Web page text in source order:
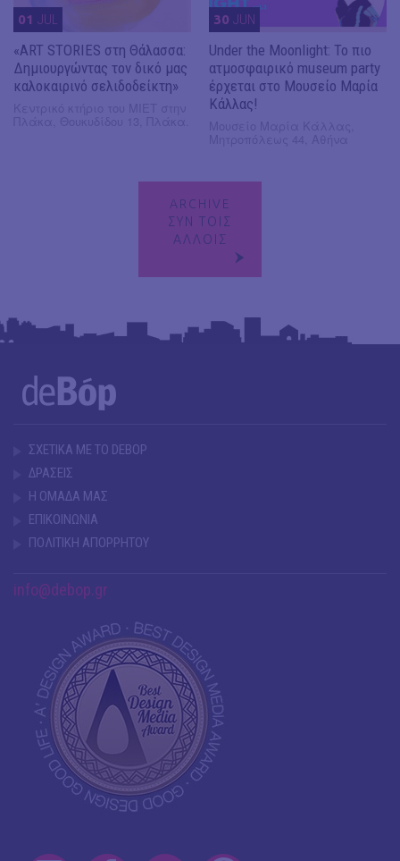
01 JUL
«ART STORIES στη Θάλασσα:
Δημιουργώντας τον δικό μας
καλοκαιρινό σελιδοδείκτη»
30 JUN
Under the Moonlight: Το πιο
ατμοσφαιρικό museum party
έρχεται στο Μουσείο Μαρία
Κάλλας!
ARCHIVE
ΣΥΝ ΤΟΙΣ
ΑΛΛΟΙΣ
ΣΧΕΤΙΚΑ ΜΕ ΤΟ DEBOP
ΔΡΑΣΕΙΣ
Η ΟΜΑΔΑ ΜΑΣ
ΕΠΙΚΟΙΝΩΝΙΑ
ΠΟΛΙΤΙΚΗ ΑΠΟΡΡΗΤΟΥ
info@debop.gr